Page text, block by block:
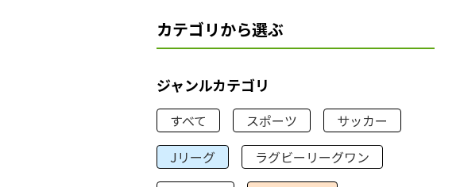
カテゴリから選ぶ
ジャンルカテゴリ
すべて スポーツ
サッカー
Jリーグ
ラグビーリーグワン